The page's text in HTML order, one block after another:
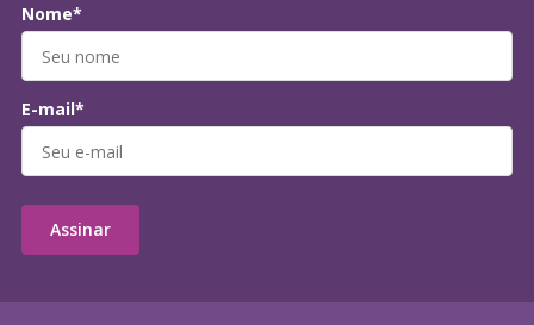
Nome*
E-mail*
Assinar